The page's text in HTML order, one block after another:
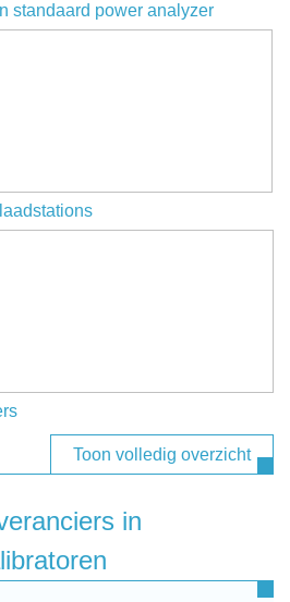
standaard power analyzer
Toon volledig overzicht
in